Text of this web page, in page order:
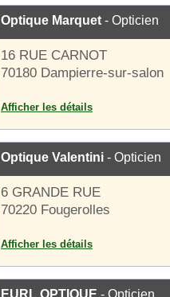
Optique Marquet - Opticien
16 RUE CARNOT
70180 Dampierre-sur-salon
Afficher les détails
Optique Valentini - Opticien
6 GRANDE RUE
70220 Fougerolles
Afficher les détails
EURL OPTIQUE - Opticien